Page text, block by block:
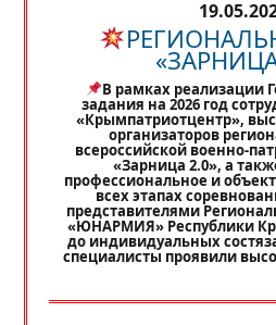
В рамках реализации
задания на 2026 год
«Крымпатриотцентр»,
организаторов
всероссийской военно-
«Зарница 2.0», а
профессиональное и
всех этапах
представителями
«ЮНАРМИЯ» Республики
до индивидуальных
специалисты проявили